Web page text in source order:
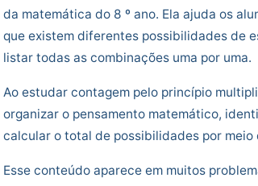
da matemática do 8 º ano. Ela ajuda os
que existem diferentes possibilidades de
listar todas as combinações uma por uma.
Ao estudar contagem pelo princípio
organizar o pensamento matemático,
calcular o total de possibilidades por meio
Esse conteúdo aparece em muitos